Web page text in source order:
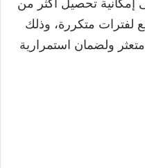
لفترات متكررة، وذلك
ولضمان استمرارية